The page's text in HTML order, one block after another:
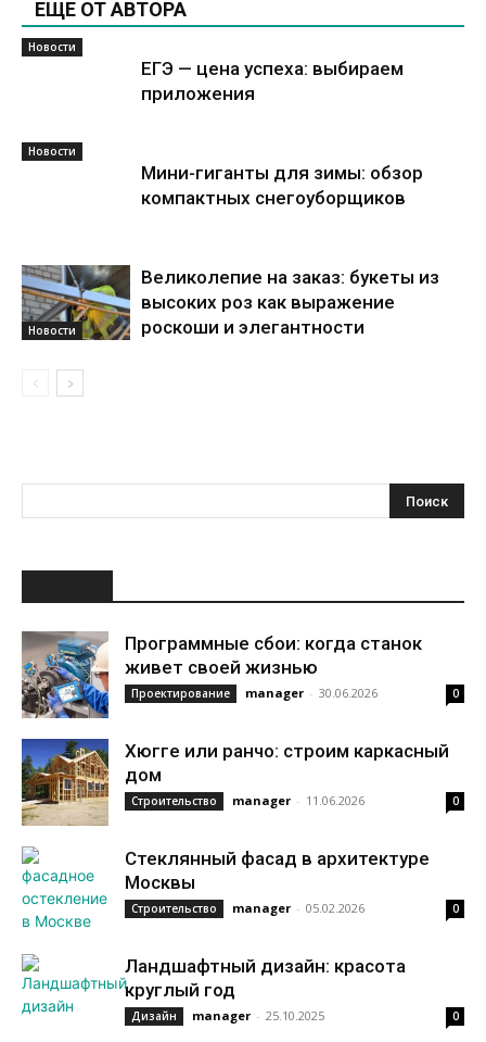
ЕЩЕ ОТ АВТОРА
Новости
ЕГЭ — цена успеха: выбираем
приложения
Новости
Мини-гиганты для зимы: обзор
компактных снегоуборщиков
Новости
Великолепие на заказ: букеты из
высоких роз как выражение
роскоши и элегантности
Программные сбои: когда станок
живет своей жизнью
Проектирование manager - 30.06.2026 0
Хюгге или ранчо: строим каркасный
дом
Строительство manager - 11.06.2026 0
Стеклянный фасад в архитектуре
Москвы
Строительство manager - 05.02.2026 0
Ландшафтный дизайн: красота
круглый год
Дизайн manager - 25.10.2025 0